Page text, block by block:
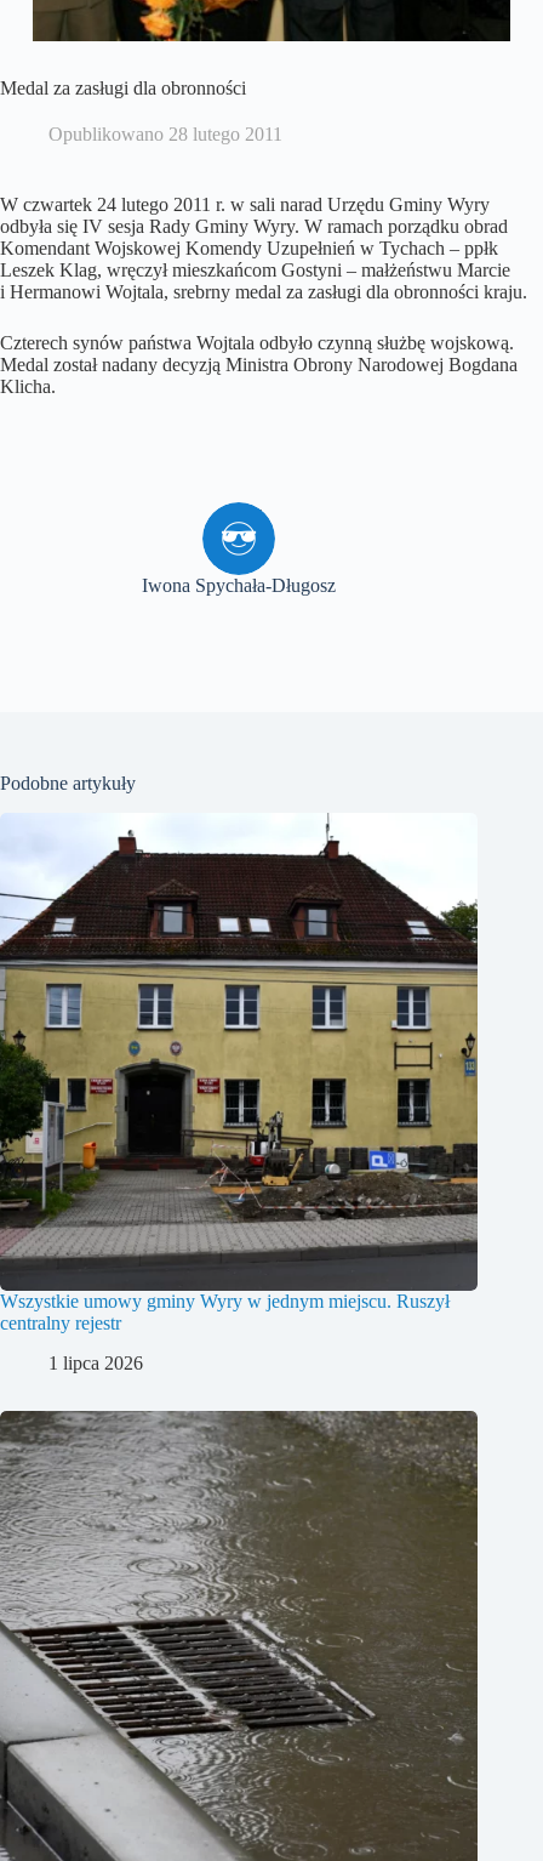
Medal za zasługi dla obronności
Opublikowano 28 lutego 2011
W czwartek 24 lutego 2011 r. w sali narad Urzędu Gminy Wyry
odbyła się IV sesja Rady Gminy Wyry. W ramach porządku obrad
Komendant Wojskowej Komendy Uzupełnień w Tychach – ppłk
Leszek Klag, wręczył mieszkańcom Gostyni – małżeństwu Marcie
i Hermanowi Wojtala, srebrny medal za zasługi dla obronności kraju.
Czterech synów państwa Wojtala odbyło czynną służbę wojskową.
Medal został nadany decyzją Ministra Obrony Narodowej Bogdana
Klicha.
Iwona Spychała-Długosz
Podobne artykuły
Wszystkie umowy gminy Wyry w jednym miejscu. Ruszył
centralny rejestr
1 lipca 2026